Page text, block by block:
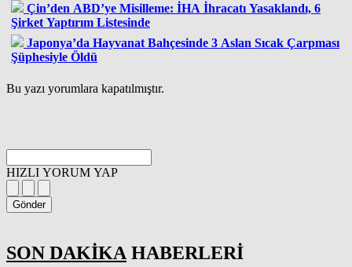
Çin’den ABD’ye Misilleme: İHA İhracatı Yasaklandı, 6
Şirket Yaptırım Listesinde
Japonya’da Hayvanat Bahçesinde 3 Aslan Sıcak Çarpması
Şüphesiyle Öldü
Bu yazı yorumlara kapatılmıştır.
HIZLI YORUM YAP
Gönder
SON DAKİKA HABERLERİ